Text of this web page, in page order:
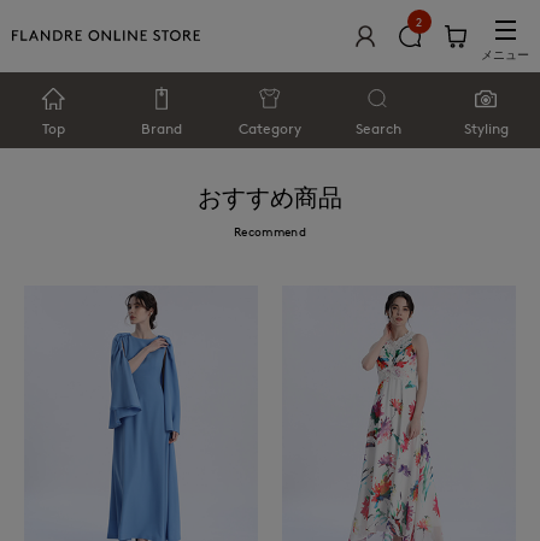
2
メニュー
Top Brand Category Search Styling
おすすめ商品
Recommend